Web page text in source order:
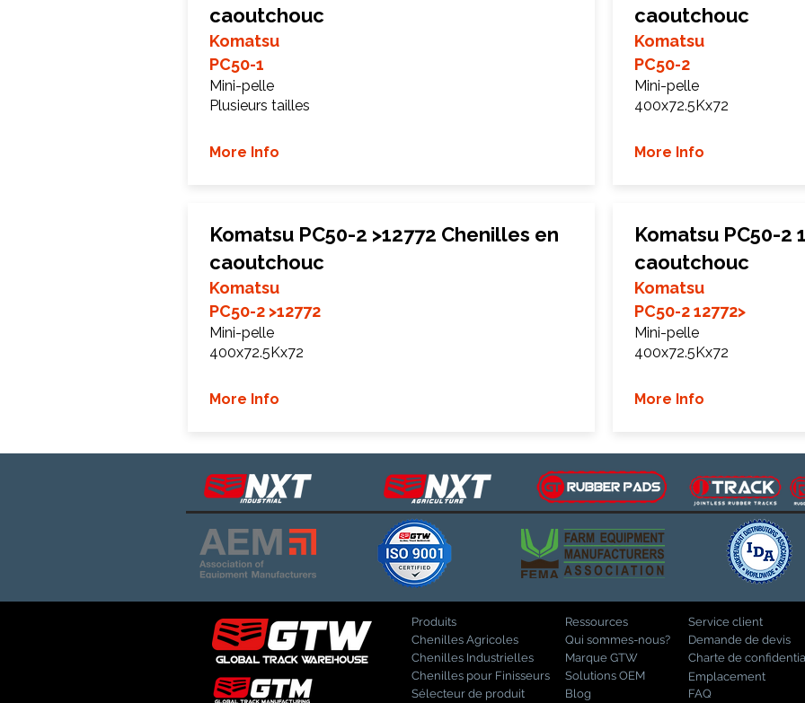
caoutchouc
Komatsu
PC50-1
Mini-pelle
Plusieurs tailles
More Info
Komatsu PC50-2 >12772 Chenilles en
caoutchouc
Komatsu
PC50-2 >12772
Mini-pelle
400x72.5Kx72
More Info
caoutchouc
Komatsu
PC50-2
Mini-pelle
400x72.5Kx72
More Info
Komatsu PC50-2
caoutchouc
Komatsu
PC50-2 12772>
Mini-pelle
400x72.5Kx72
More Info
Produits
Chenilles Agricoles
Chenilles Industrielles
Chenilles pour Finisseurs
Sélecteur de produit
Service client
Ressources
Qui sommes-nous?
Marque GTW
Solutions OEM
Blog
Demande de devis
Charte de
Emplacement
FAQ